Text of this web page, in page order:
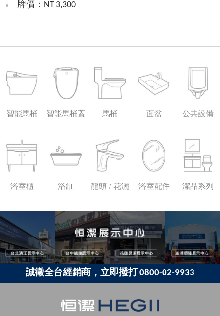
牌價：NT 3,300
智能馬桶 智能馬桶蓋 馬桶 面盆 公共設備
浴室櫃 浴缸 龍頭 / 花灑 浴室配件 潔品系列
誠徵全台經銷商，立即撥打 0800-02-9933